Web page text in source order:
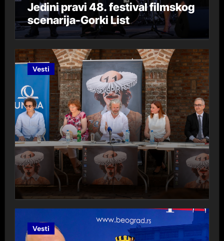
Jedini pravi 48. festival filmskog
scenarija-Gorki List
Vesti
Vesti